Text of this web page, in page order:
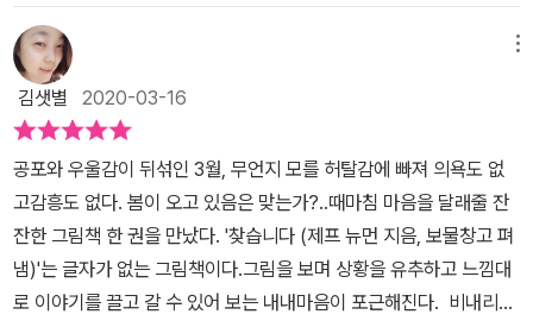
터를 지나가며 소녀와 눈이 마주친 강아지, 그 강아지의 뒷모습이 소
녀의 집으로 들어가는 것 같은 마지막 면지의 그림은그나마 무거웠던
마음에 미소를 드리게 합니다.서로에게 이전의 어떤 기억도 덮을 만
한 행복한 기억이 펼쳐지길 바라면서요.​반려동물을 둔 이들이든 그렇
지 않든소중한 이를 만나고 헤어지고 다시 만나는 일상의 이야기를
떠올리며소녀의 마음에 자신의 마음을 투영해 볼 수 있는 그림책글
없는 그림책 [찾습니다]였습니다.​
된다. 그러던 어느 날 전봇대에 붙어있는 개를 찾는 전단지엔 소녀가
데리고 있는 개임을 알게 되고 소녀는 밤새 뒤척이며 고민한다. 소녀
는 어떤 선택을 할까?7살 아이에게 물어보자 소녀와 동일한 방식으
로 주인에게 돌려줘야 한다고 한다. 너무 사랑스럽고 이미 정이 들었
는데 헤어질 수 있어? 라고 물어보자 그래도 주인이 애타게 찾고 있
고 원래 주인에게 보내야 한다고 말한다. 생각과 실제가 완전히 일치
하는 건 아니지만 아이들에게도 도덕관념이 형성되어 있고 타인의 관
점에서 생각할 수 있다.잠시 맡았던 개와 헤어진 후 소녀는 내가 생각
했던 방식과 다른 방식의 새로운 관계들을 선택하는 과정을 보여준
다. 부분적인 채색이 돋보이는 그림책주인공 소녀와 강아지와 일부에
김샛별 2020-03-16
공포와 우울감이 뒤섞인 3월, 무언지 모를 허탈감에 빠져 의욕도 없
고감흥도 없다. 봄이 오고 있음은 맞는가?..때마침 마음을 달래줄 잔
잔한 그림책 한 권을 만났다. '찾습니다 (제프 뉴먼 지음, 보물창고 펴
냄)'는 글자가 없는 그림책이다.그림을 보며 상황을 유추하고 느낌대
로 이야기를 끌고 갈 수 있어 보는 내내마음이 포근해진다. 비내리는